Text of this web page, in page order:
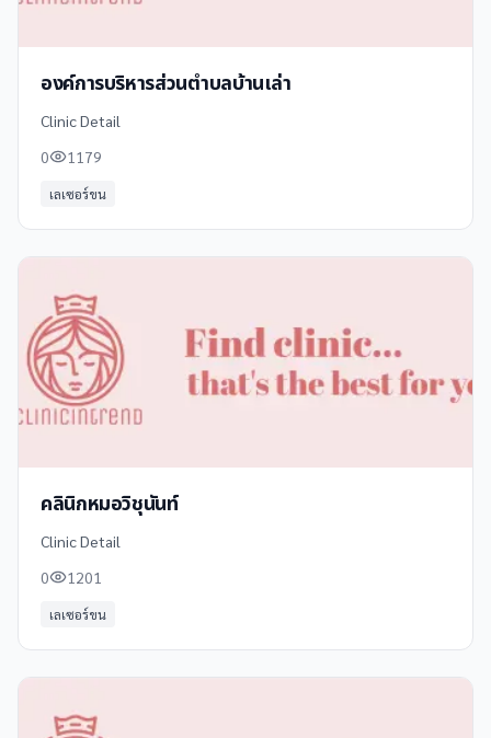
องค์การบริหารส่วนตำบลบ้านเล่า
Clinic Detail
0
1179
เลเซอร์ขน
คลินิกหมอวิชุนันท์
Clinic Detail
0
1201
เลเซอร์ขน